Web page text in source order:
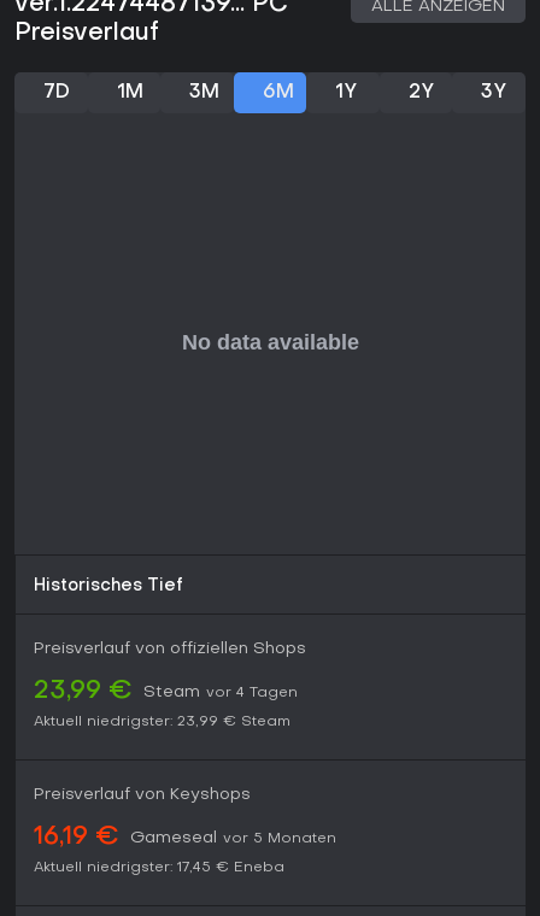
ver.1.22474487139... PC
Preisverlauf
ALLE ANZEIGEN
7D 1M 3M 6M 1Y 2Y 3Y
Historisches Tief
Preisverlauf von offiziellen Shops
23,99 € Steam vor 4 Tagen
Aktuell niedrigster: 23,99 € Steam
Preisverlauf von Keyshops
16,19 € Gameseal
vor 5 Monaten
Aktuell niedrigster: 17,45 € Eneba